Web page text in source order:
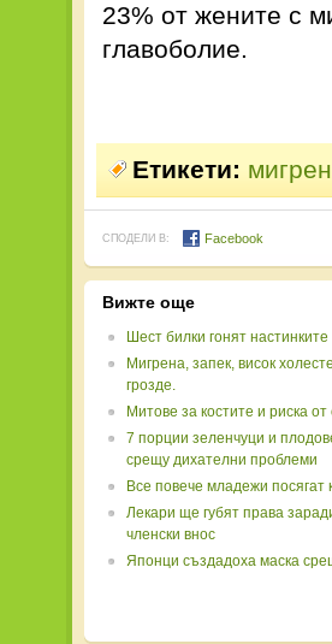
23% от жените с
главоболие.
Етикети:
СПОДЕЛИ В: Facebook
Вижте още
Шест билки гонят настинките
Мигрена, запек, висок
грозде.
Митове за костите и риска
7 порции зеленчуци и
срещу дихателни проблеми
Все повече младежи посягат
Лекари ще губят права
членски внос
Японци създадоха маска